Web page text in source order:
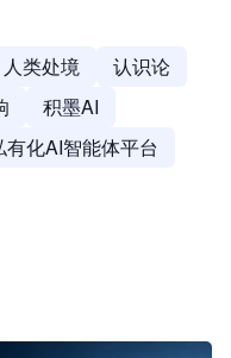
人类处境
认识论
积墨AI
有化AI智能体平台